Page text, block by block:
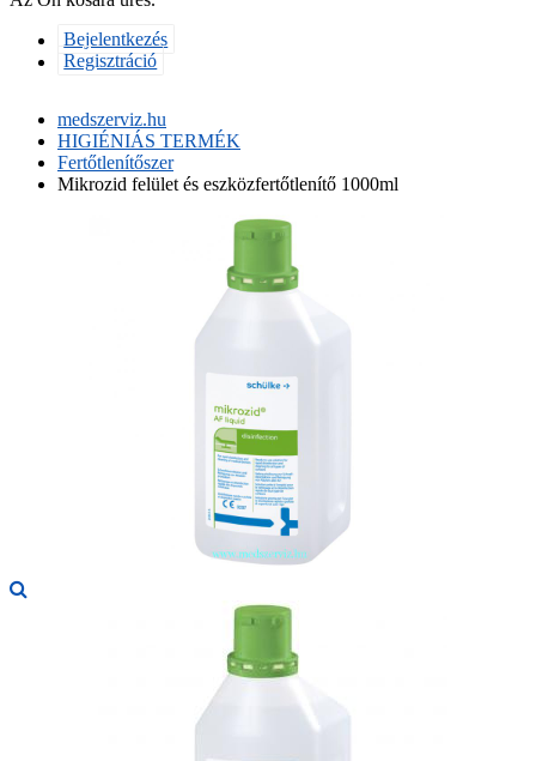
Bejelentkezés
Regisztráció
medszerviz.hu
HIGIÉNIÁS TERMÉK
Fertőtlenítőszer
Mikrozid felület és eszközfertőtlenítő 1000ml